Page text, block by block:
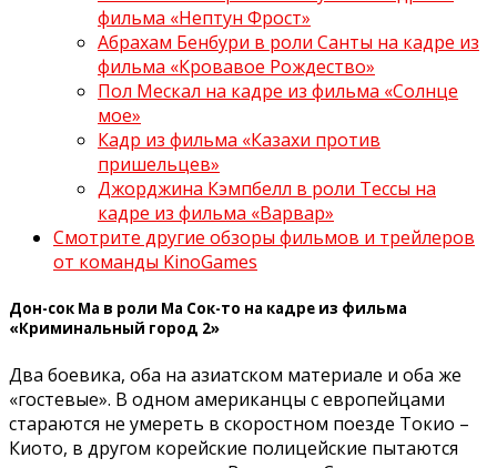
фильма «Нептун Фрост»
Абрахам Бенбури в роли Санты на кадре из
фильма «Кровавое Рождество»
Пол Мескал на кадре из фильма «Солнце
мое»
Кадр из фильма «Казахи против
пришельцев»
Джорджина Кэмпбелл в роли Тессы на
кадре из фильма «Варвар»
Смотрите другие обзоры фильмов и трейлеров
от команды KinoGames
Дон-сок Ма в роли Ма Сок-то на кадре из фильма
«Криминальный город 2»
Два боевика, оба на азиатском материале и оба же
«гостевые». В одном американцы с европейцами
стараются не умереть в скоростном поезде Токио –
Киото, в другом корейские полицейские пытаются